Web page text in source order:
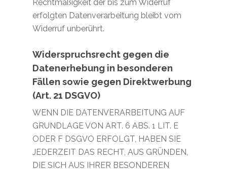
Rechtmäßigkeit der bis zum Widerruf
erfolgten Datenverarbeitung bleibt vom
Widerruf unberührt.
Widerspruchsrecht gegen die
Datenerhebung in besonderen
Fällen sowie gegen Direktwerbung
(Art. 21 DSGVO)
WENN DIE DATENVERARBEITUNG AUF
GRUNDLAGE VON ART. 6 ABS. 1 LIT. E
ODER F DSGVO ERFOLGT, HABEN SIE
JEDERZEIT DAS RECHT, AUS GRÜNDEN,
DIE SICH AUS IHRER BESONDEREN